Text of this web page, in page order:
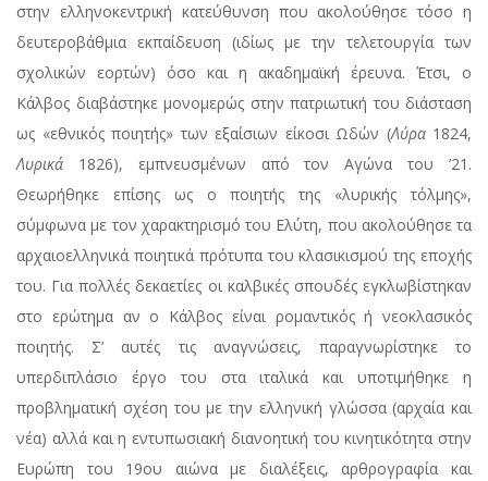
στην ελληνοκεντρική κατεύθυνση που ακολούθησε τόσο η
δευτεροβάθμια εκπαίδευση (ιδίως με την τελετουργία των
σχολικών εορτών) όσο και η ακαδημαϊκή έρευνα. Έτσι, ο
Κάλβος διαβάστηκε μονομερώς στην πατριωτική του διάσταση
ως «εθνικός ποιητής» των εξαίσιων είκοσι Ωδών (Λύρα 1824,
Λυρικά 1826), εμπνευσμένων από τον Αγώνα του ’21.
Θεωρήθηκε επίσης ως ο ποιητής της «λυρικής τόλμης»,
σύμφωνα με τον χαρακτηρισμό του Ελύτη, που ακολούθησε τα
αρχαιοελληνικά ποιητικά πρότυπα του κλασικισμού της εποχής
του. Για πολλές δεκαετίες οι καλβικές σπουδές εγκλωβίστηκαν
στο ερώτημα αν ο Κάλβος είναι ρομαντικός ή νεοκλασικός
ποιητής. Σ’ αυτές τις αναγνώσεις, παραγνωρίστηκε το
υπερδιπλάσιο έργο του στα ιταλικά και υποτιμήθηκε η
προβληματική σχέση του με την ελληνική γλώσσα (αρχαία και
νέα) αλλά και η εντυπωσιακή διανοητική του κινητικότητα στην
Ευρώπη του 19ου αιώνα με διαλέξεις, αρθρογραφία και